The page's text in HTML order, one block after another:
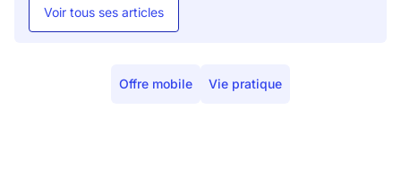
Voir tous ses articles
Offre mobile Vie pratique